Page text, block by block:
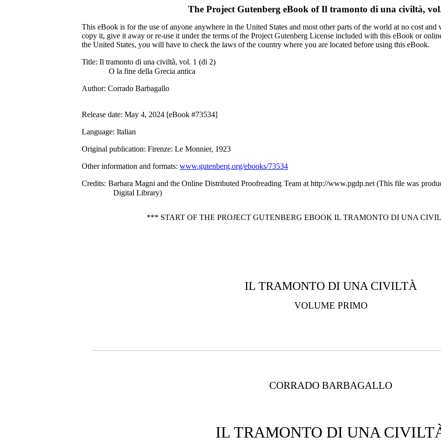
The Project Gutenberg eBook ofIl tramonto di una civiltà,
This eBook is for the use of anyone anywhere in the United States and most other parts of the world at no cost
copy it, give it away or re-use it under the terms of the Project Gutenberg License included with this eBook or
the United States, you will have to check the laws of the country where you are located before using this eBook.
Title: Il tramonto di una civiltà, vol. 1 (di 2)
O la fine della Grecia antica
Author: Corrado Barbagallo
Release date: May 4, 2024 [eBook #73534]
Language: Italian
Original publication: Firenze: Le Monnier, 1923
Other information and formats:www.gutenberg.org/ebooks/73534
Credits: Barbara Magni and the Online Distributed Proofreading Team at http://www.pgdp.net (This file was
Digital Library)
*** START OF THE PROJECT GUTENBERG EBOOK IL TRAMONTO DI UNA
IL TRAMONTO DI UNA CIVILTÀ
VOLUME PRIMO
CORRADO BARBAGALLO
IL TRAMONTO DI UNA